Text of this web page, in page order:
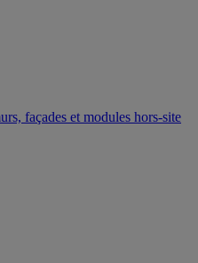
façades et modules hors-site